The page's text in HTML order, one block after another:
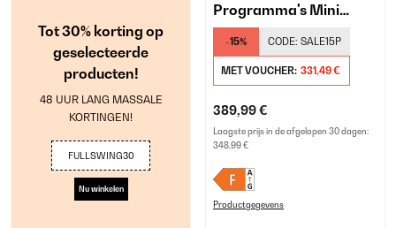
Tot 30% korting op
geselecteerde
producten!
48 UUR LANG MASSALE
KORTINGEN!
FULLSWING30
Nu winkelen
Programma's Mini
Vaatwasser​ Wit
-15% CODE: SALE15P
MET VOUCHER: 331,49 €
389,99 €
Laagste prijs in de afgelopen 30 dagen:
348,99 €
Productgegevens